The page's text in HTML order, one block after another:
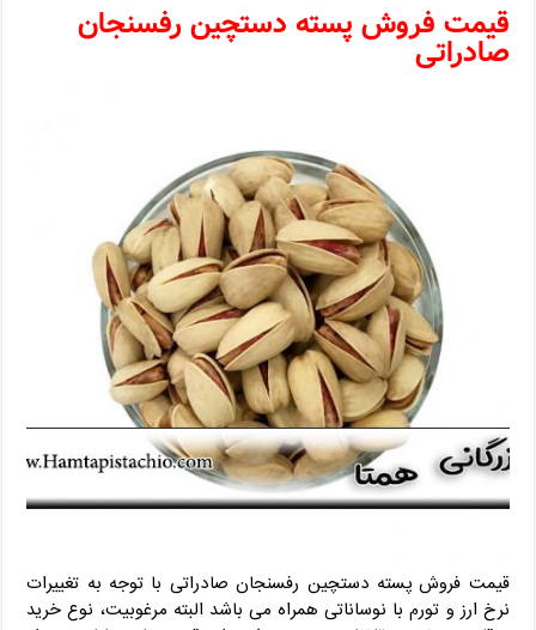
قیمت فروش پسته دستچین رفسنجان
صادراتی
قیمت فروش پسته دستچین رفسنجان صادراتی با توجه به تغییرات
نرخ ارز و تورم با نوساناتی همراه می باشد البته مرغوبیت، نوع خرید